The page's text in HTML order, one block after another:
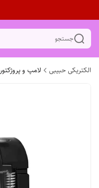
جستجو
الکتریکی حبیبی لامپ و پروژکتور